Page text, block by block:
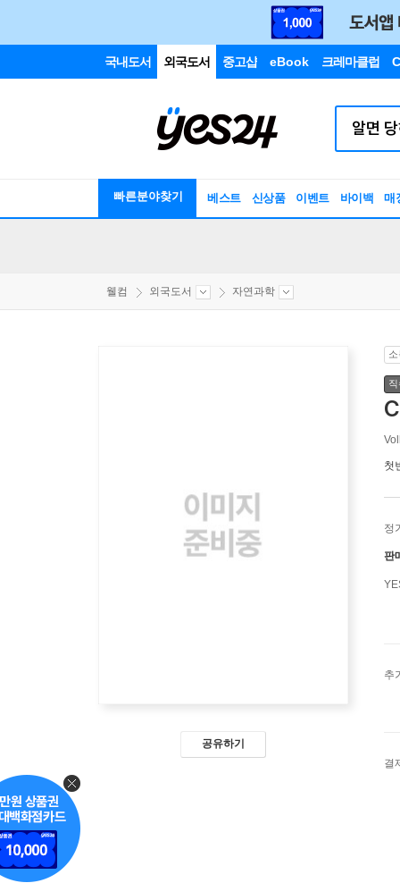
국내도서 외국도서 중고샵 eBook 크레마클럽
빠른분야찾기 베스트 신상품 이벤트 바이백 매
웰컴 외국도서 자연과학
공유하기
첫
정
판
추
결